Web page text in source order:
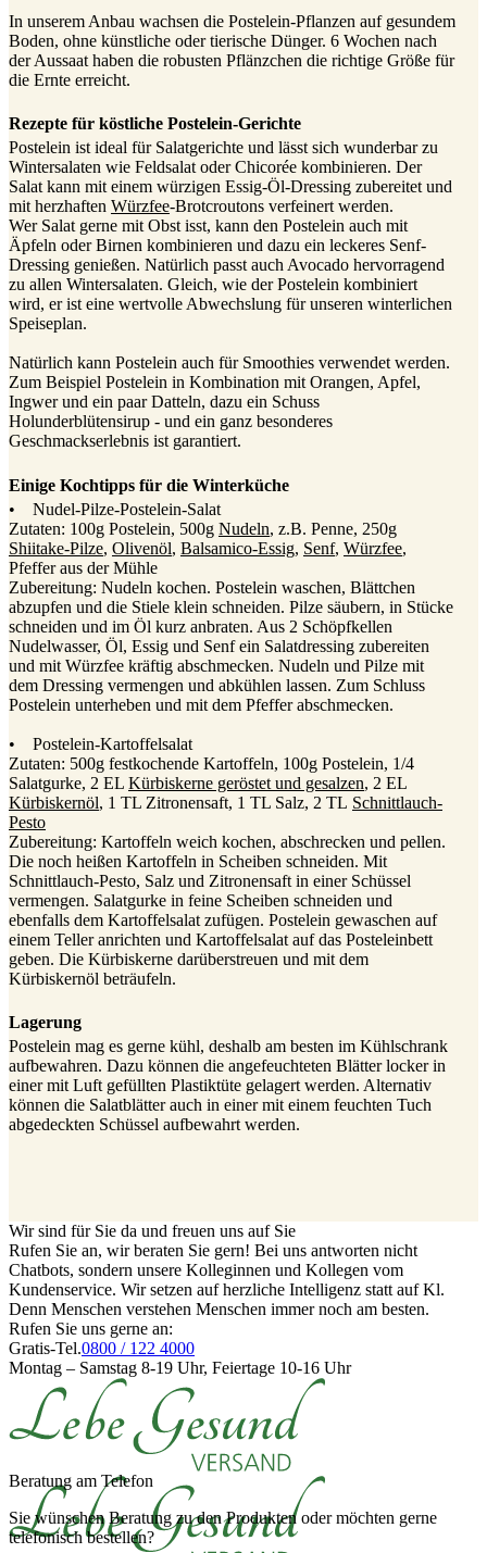
In unserem Anbau wachsen die Postelein-Pflanzen auf gesundem
Boden, ohne künstliche oder tierische Dünger. 6 Wochen nach
der Aussaat haben die robusten Pflänzchen die richtige Größe für
die Ernte erreicht.
Rezepte für köstliche Postelein-Gerichte
Postelein ist ideal für Salatgerichte und lässt sich wunderbar zu
Wintersalaten wie Feldsalat oder Chicorée kombinieren. Der
Salat kann mit einem würzigen Essig-Öl-Dressing zubereitet und
mit herzhaften Würzfee-Brotcroutons verfeinert werden.
Wer Salat gerne mit Obst isst, kann den Postelein auch mit
Äpfeln oder Birnen kombinieren und dazu ein leckeres Senf-
Dressing genießen. Natürlich passt auch Avocado hervorragend
zu allen Wintersalaten. Gleich, wie der Postelein kombiniert
wird, er ist eine wertvolle Abwechslung für unseren winterlichen
Speiseplan.
Natürlich kann Postelein auch für Smoothies verwendet werden.
Zum Beispiel Postelein in Kombination mit Orangen, Apfel,
Ingwer und ein paar Datteln, dazu ein Schuss
Holunderblütensirup - und ein ganz besonderes
Geschmackserlebnis ist garantiert.
Einige Kochtipps für die Winterküche
• Nudel-Pilze-Postelein-Salat
Zutaten: 100g Postelein, 500g Nudeln, z.B. Penne, 250g
Shiitake-Pilze, Olivenöl, Balsamico-Essig, Senf, Würzfee,
Pfeffer aus der Mühle
Zubereitung: Nudeln kochen. Postelein waschen, Blättchen
abzupfen und die Stiele klein schneiden. Pilze säubern, in Stücke
schneiden und im Öl kurz anbraten. Aus 2 Schöpfkellen
Nudelwasser, Öl, Essig und Senf ein Salatdressing zubereiten
und mit Würzfee kräftig abschmecken. Nudeln und Pilze mit
dem Dressing vermengen und abkühlen lassen. Zum Schluss
Postelein unterheben und mit dem Pfeffer abschmecken.
• Postelein-Kartoffelsalat
Zutaten: 500g festkochende Kartoffeln, 100g Postelein, 1/4
Salatgurke, 2 EL Kürbiskerne geröstet und gesalzen, 2 EL
Kürbiskernöl, 1 TL Zitronensaft, 1 TL Salz, 2 TL Schnittlauch-
Pesto
Zubereitung: Kartoffeln weich kochen, abschrecken und pellen.
Die noch heißen Kartoffeln in Scheiben schneiden. Mit
Schnittlauch-Pesto, Salz und Zitronensaft in einer Schüssel
vermengen. Salatgurke in feine Scheiben schneiden und
ebenfalls dem Kartoffelsalat zufügen. Postelein gewaschen auf
einem Teller anrichten und Kartoffelsalat auf das Posteleinbett
geben. Die Kürbiskerne darüberstreuen und mit dem
Kürbiskernöl beträufeln.
Lagerung
Postelein mag es gerne kühl, deshalb am besten im Kühlschrank
aufbewahren. Dazu können die angefeuchteten Blätter locker in
einer mit Luft gefüllten Plastiktüte gelagert werden. Alternativ
können die Salatblätter auch in einer mit einem feuchten Tuch
abgedeckten Schüssel aufbewahrt werden.
Wir sind für Sie da und freuen uns auf Sie
Rufen Sie an, wir beraten Sie gern! Bei uns antworten nicht
Chatbots, sondern unsere Kolleginnen und Kollegen vom
Kundenservice. Wir setzen auf herzliche Intelligenz statt auf Kl.
Denn Menschen verstehen Menschen immer noch am besten.
Rufen Sie uns gerne an:
Gratis-Tel.0800 / 122 4000
Montag – Samstag 8-19 Uhr, Feiertage 10-16 Uhr
Beratung am Telefon
Sie wünschen Beratung zu den Produkten oder möchten gerne
telefonisch bestellen?